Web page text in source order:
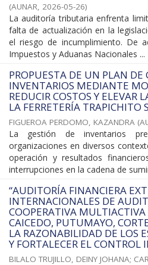
(AUNAR, 2026-05-26)
La auditoría tributaria enfrenta
falta de actualización en la
el riesgo de incumplimiento. De
Impuestos y Aduanas Nacionales ...
PROPUESTA DE UN PLAN DE
INVENTARIOS MEDIANTE
REDUCIR COSTOS Y ELEVAR
LA FERRETERÍA TRAPICHITO
FIGUEROA PERDOMO, KAZANDRA (
La gestión de inventarios
organizaciones en diversos
operación y resultados
interrupciones en la cadena de
“AUDITORÍA FINANCIERA
INTERNACIONALES DE
COOPERATIVA
CAICEDO, PUTUMAYO,
LA RAZONABILIDAD DE LOS
Y FORTALECER EL CONTROL
BILALO TRUJILLO, DEINY JOHANA;